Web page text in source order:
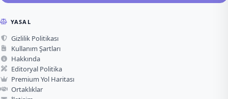
YASAL
Gizlilik Politikası
Kullanım Şartları
Hakkında
Editoryal Politika
Premium Yol Haritası
Ortaklıklar